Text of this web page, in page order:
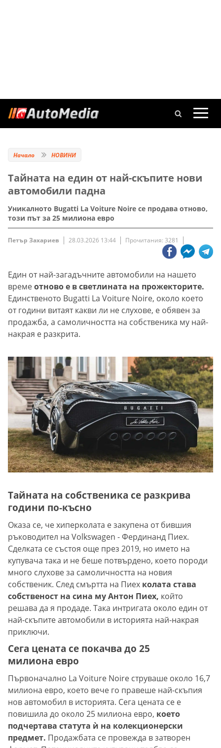
Начало НОВИНИ
Тайната на един от най-скъпите нови
автомобили падна
Уникалното Bugatti La Voiture Noire се продава отново,
този път за 25 милиона евро
Петър Захариев 28.03.2026 13:44 Прочитания: 3281
Един от най-загадъчните автомобили на нашето
времеотново е в светлината на прожекторите.
Единственото Bugatti La Voiture Noire, около което
от години витаят какви ли не слухове, е обявен за
продажба, а самоличността на собственика му най-
накрая е разкрита.
Тайната на собственика се разкрива
години по-късно
Оказа се, че хиперколата е закупена от бившия
ръководител на Volkswagen - Фердинанд Пиех.
Сделката се състоя още през 2019, но името на
купувача така и не беше потвърдено, което породи
много слухове за самоличността на новия
собственик. След смъртта на Пиех колата става
собственост на сина му Антон Пиех, който
решава да я продаде. Така интригата около един от
най-скъпите автомобили в историята най-накрая
приключи.
Сега цената се покачва до 25
милиона евро
Първоначално La Voiture Noire струваше около 16,7
милиона евро, което вече го правеше най-скъпия
нов автомобил в историята. Сега цената се е
повишила до около 25 милиона евро, което
подчертава статута ѝ на колекционерски
предмет. Продажбата се провежда в затворен